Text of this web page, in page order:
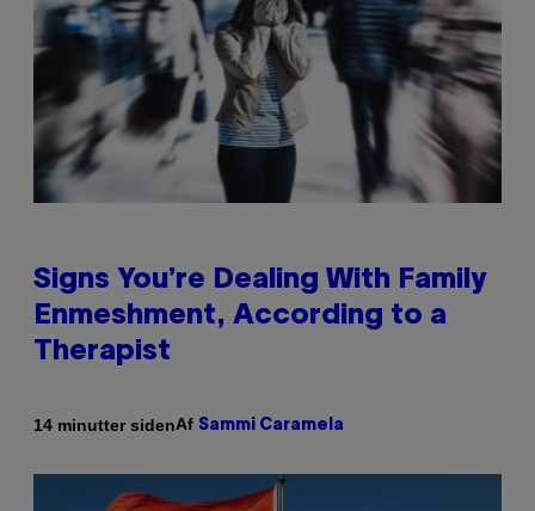
Signs You’re Dealing With Family
Enmeshment, According to a
Therapist
14 minutter sidenAf Sammi Caramela